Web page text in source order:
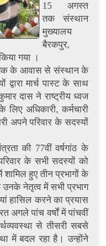
15 अगस्त
तक संस्थान
मुख्यालय
बैरकपुर,
गया ।
के आवास से संस्थान के
मार्च पास्ट के साथ
दास ने राष्ट्रीय ध्वज
अधिकारी, कर्मचारी
अपने परिवार के सदस्यों
की 77वीं वर्षगांठ के
के सभी सदस्यों को
हुए तीन प्रभागों के
उनके नेतृत्व में सभी प्रभाग
हासिल करने का प्रयास
अगले पांच वर्षों में पांचवीं
से तीसरी सबसे
में बदल रहा है। उन्होंने